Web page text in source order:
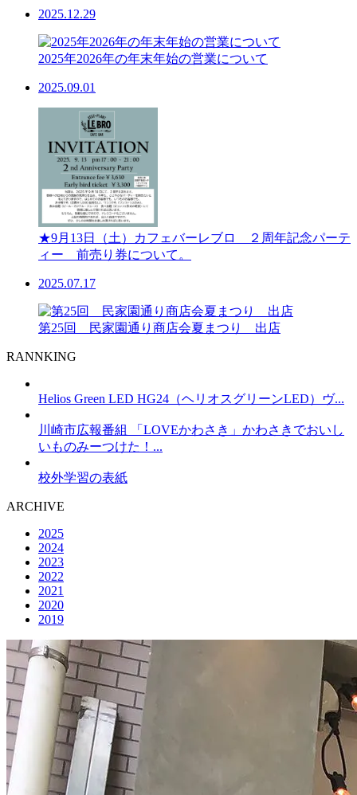
2025.12.29
2025年2026年の年末年始の営業について
2025.09.01
★9月13日（土）カフェバーレブロ ２周年記念パーテ
ィー 前売り券について。
2025.07.17
第25回 民家園通り商店会夏まつり 出店
RANNKING
Helios Green LED HG24（ヘリオスグリーンLED）ヴ...
川崎市広報番組 「LOVEかわさき」かわさきでおいし
いものみーつけた！...
校外学習の表紙
ARCHIVE
2025
2024
2023
2022
2021
2020
2019